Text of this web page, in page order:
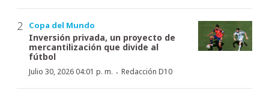
Copa del Mundo
Inversión privada, un proyecto de
mercantilización que divide al
fútbol
Julio 30, 2026 04:01 p. m. · Redacción D10